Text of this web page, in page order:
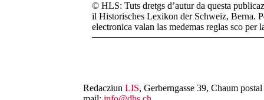
© HLS: Tuts dretgs d’autur da questa
il Historisches Lexikon der Schweiz, Berna.
electronica valan las medemas reglas sco per
Redacziun LIS, Gerberngasse 39, Chaum